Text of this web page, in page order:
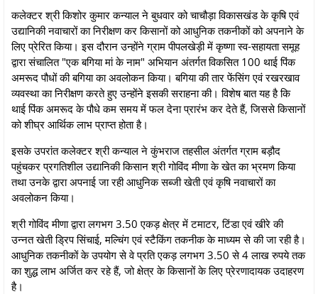
कलेक्टर श्री किशोर कुमार कन्याल ने बुधवार को चाचौड़ा विकासखंड के कृषि एवं
उद्यानिकी नवाचारों का निरीक्षण कर किसानों को आधुनिक तकनीकों को अपनाने के
लिए प्रेरित किया। इस दौरान उन्होंने ग्राम पीपलखेड़ी में कृष्णा स्व-सहायता समूह
द्वारा संचालित "एक बगिया मां के नाम" अभियान अंतर्गत विकसित 100 थाई पिंक
अमरूद पौधों की बगिया का अवलोकन किया। बगिया की तार फेंसिंग एवं रखरखाव
व्यवस्था का निरीक्षण करते हुए उन्होंने इसकी सराहना की। विशेष बात यह है कि
थाई पिंक अमरूद के पौधे कम समय में फल देना प्रारंभ कर देते हैं, जिससे किसानों
को शीघ्र आर्थिक लाभ प्राप्त होता है।
इसके उपरांत कलेक्टर श्री कन्याल ने कुंभराज तहसील अंतर्गत ग्राम बड़ौद
पहुंचकर प्रगतिशील उद्यानिकी किसान श्री गोविंद मीणा के खेत का भ्रमण किया
तथा उनके द्वारा अपनाई जा रही आधुनिक सब्जी खेती एवं कृषि नवाचारों का
अवलोकन किया।
श्री गोविंद मीणा द्वारा लगभग 3.50 एकड़ क्षेत्र में टमाटर, टिंडा एवं खीरे की
उन्नत खेती ड्रिप सिंचाई, मल्चिंग एवं स्टैकिंग तकनीक के माध्यम से की जा रही है।
आधुनिक तकनीकों के उपयोग से वे प्रति एकड़ लगभग 3.50 से 4 लाख रुपये तक
का शुद्ध लाभ अर्जित कर रहे हैं, जो क्षेत्र के किसानों के लिए प्रेरणादायक उदाहरण
है।